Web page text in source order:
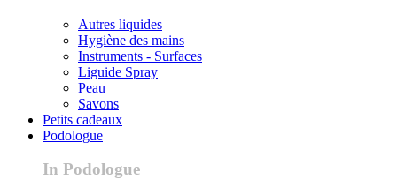
Autres liquides
Hygiène des mains
Instruments - Surfaces
Liguide Spray
Peau
Savons
Petits cadeaux
Podologue
In Podologue